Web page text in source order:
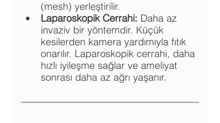
(mesh) yerleştirilir.
Laparoskopik Cerrahi: Daha az
invaziv bir yöntemdir. Küçük
kesilerden kamera yardımıyla fıtık
onarılır. Laparoskopik cerrahi, daha
hızlı iyileşme sağlar ve ameliyat
sonrası daha az ağrı yaşanır.